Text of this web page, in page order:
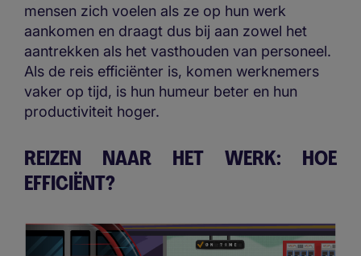
mensen zich voelen als ze op hun werk
aankomen en draagt dus bij aan zowel het
aantrekken als het vasthouden van personeel.
Als de reis efficiënter is, komen werknemers
vaker op tijd, is hun humeur beter en hun
productiviteit hoger.
REIZEN NAAR HET WERK: HOE
EFFICIËNT?